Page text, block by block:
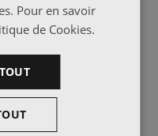
Pour en savoir
de Cookies.